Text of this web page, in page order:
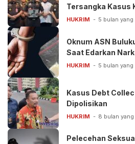
Tersangka Kasus
Rp50 Miliar
HUKRIM 5 bulan yang
Oknum ASN
Saat Edarkan
HUKRIM 5 bulan yang
Kasus Debt
Dipolisikan
HUKRIM 8 bulan yang
Pelecehan